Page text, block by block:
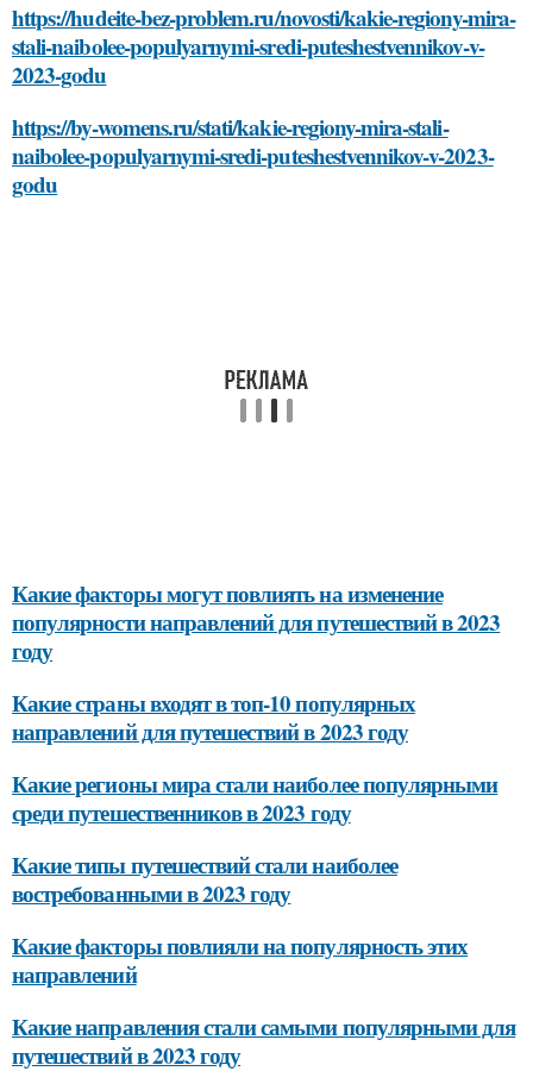
https://hudeite-bez-problem.ru/novosti/kakie-regiony-mira-
stali-naibolee-populyarnymi-sredi-puteshestvennikov-v-
2023-godu
https://by-womens.ru/stati/kakie-regiony-mira-stali-
naibolee-populyarnymi-sredi-puteshestvennikov-v-2023-
godu
Какие факторы могут повлиять на изменение
популярности направлений для путешествий в 2023
году
Какие страны входят в топ-10 популярных
направлений для путешествий в 2023 году
Какие регионы мира стали наиболее популярными
среди путешественников в 2023 году
Какие типы путешествий стали наиболее
востребованными в 2023 году
Какие факторы повлияли на популярность этих
направлений
Какие направления стали самыми популярными для
путешествий в 2023 году